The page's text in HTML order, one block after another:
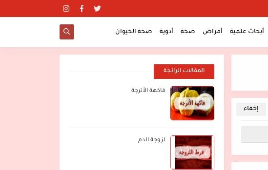
أبحاث علمية أمراض صحة أدوية صحة الحيوان
المقالات الرائجة
فاكهة الأترجة
لزوجة الدم